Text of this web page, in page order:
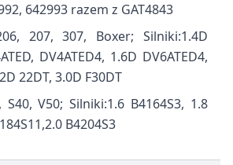
642993 razem z GAT4843
207, 307, Boxer; Silniki:1.4D
DV4ATED4, 1.6D DV6ATED4,
22DT, 3.0D F30DT
S40, V50; Silniki:1.6 B4164S3, 1.8
B4204S3